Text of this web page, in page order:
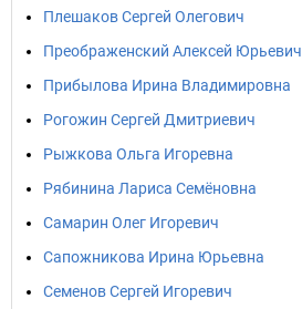
Плешаков Сергей Олегович
Преображенский Алексей Юрьевич
Прибылова Ирина Владимировна
Рогожин Сергей Дмитриевич
Рыжкова Ольга Игоревна
Рябинина Лариса Семёновна
Самарин Олег Игоревич
Сапожникова Ирина Юрьевна
Семенов Сергей Игоревич